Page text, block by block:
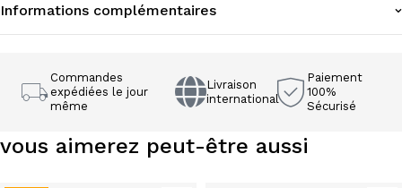
Informations complémentaires
Commandes
expédiées le jour
même
Livraison
international
Paiement
100%
Sécurisé
vous aimerez peut-être aussi